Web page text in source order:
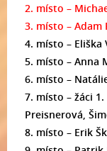
2. místo –
3. místo – Adam
4. místo – Eliška
5. místo – Anna
6. místo –
7. místo – žáci
Preisnerová,
8. místo – Erik